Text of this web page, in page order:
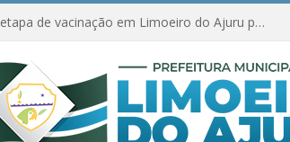
Amanhã começa nova etapa de vacinação em Limoeiro do Ajuru para idosos com 65 ou mais